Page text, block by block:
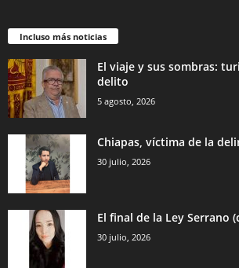
Incluso más noticias
El viaje y sus sombras:
delito
5 agosto, 2026
Chiapas, víctima de la
30 julio, 2026
El final de la Ley Serrano
30 julio, 2026